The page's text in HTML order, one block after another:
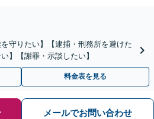
守りたい】【逮捕・刑務所を避けた
】【謝罪・示談したい】
料金表を見る
メールでお問い合わせ